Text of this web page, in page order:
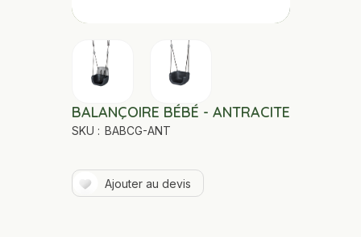
BALANÇOIRE BÉBÉ - ANTRACITE
SKU : BABCG-ANT
Ajouter au devis